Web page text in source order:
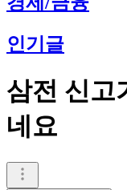
인기글
삼전 신고
네요